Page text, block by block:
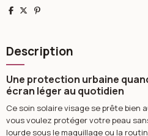
Partager
TweetPinterest
Description
Une protection urbaine
écran léger au quotidien
Ce soin solaire visage se prête bien
vous voulez protéger votre peau
lourde sous le maquillage ou la